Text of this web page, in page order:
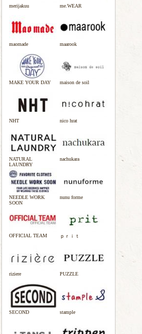
merijakuu me.WEAR
maomade maarook
MAKE YOUR DAY maison de soil
NHT nico hrat
NATURAL
LAUNDRY
nachukara
NEEDLE WORK
SOON
nunu forme
OFFICIAL TEAM ｐｒｉｔ
riziere PUZZLE
SECOND stample